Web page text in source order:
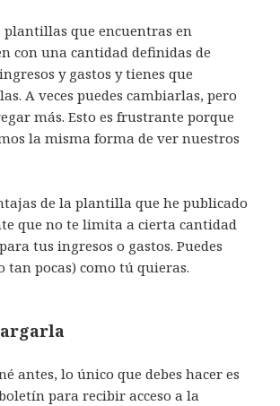
plantillas que encuentras en
con una cantidad definidas de
y gastos y tienes que
A veces puedes cambiarlas, pero
más. Esto es frustrante porque
la misma forma de ver nuestros
de la plantilla que he publicado
que no te limita a cierta cantidad
tus ingresos o gastos. Puedes
tan pocas) como tú quieras.
antes, lo único que debes hacer es
para recibir acceso a la